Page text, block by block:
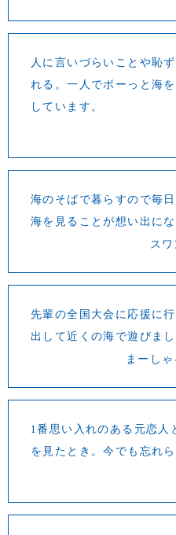
人に言いづらいことや恥
れる。一人でボーっと海
しています。
海のそばで暮らすので毎
海を見ることが想い出に
スワ
先輩の全国大会に応援に
出して近くの海で遊びま
まーしゃ
1番思い入れのある元恋人
を見たとき。今でも忘れ